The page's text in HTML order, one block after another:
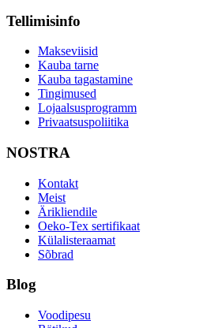
Tellimisinfo
Makseviisid
Kauba tarne
Kauba tagastamine
Tingimused
Lojaalsusprogramm
Privaatsuspoliitika
NOSTRA
Kontakt
Meist
Ärikliendile
Oeko-Tex sertifikaat
Külalisteraamat
Sõbrad
Blog
Voodipesu